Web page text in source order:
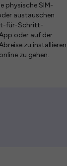
physische SIM-
austauschen
für-Schritt-
oder auf der
zu installieren
zu gehen.